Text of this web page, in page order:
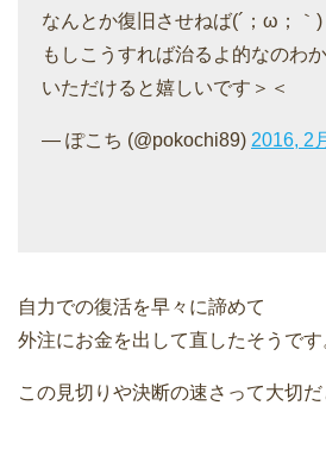
なんとか復旧させねば(´；ω；｀)
もしこうすれば治るよ的なのわ
いただけると嬉しいです＞＜
— ぽこち (@pokochi89) 2016, 2
自力での復活を早々に諦めて
外注にお金を出して直したそうです
この見切りや決断の速さって大切だ